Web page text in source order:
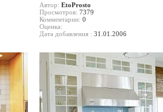
Автор: EtoProsto
Просмотров: 7379
Комментарии: 0
Оценка:
Дата добавления : 31.01.2006